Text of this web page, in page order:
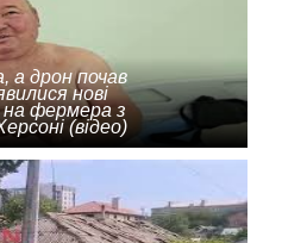
а дрон почав
нові
на фермера з
(відео)